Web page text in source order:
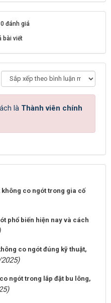
đánh giá
bài viết
là Thành viên chính
co ngót trong gia cố
phổ biến hiện nay và cách
co ngót đúng kỹ thuật,
ngót trong lắp đặt bu lông,